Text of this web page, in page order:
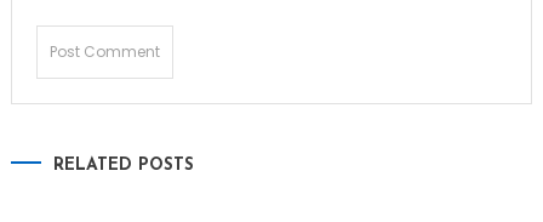
RELATED POSTS